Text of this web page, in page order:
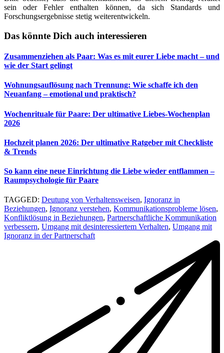
sein oder Fehler enthalten können, da sich Standards und
Forschungsergebnisse stetig weiterentwickeln.
Das könnte Dich auch interessieren
Zusammenziehen als Paar: Was es mit eurer Liebe macht – und
wie der Start gelingt
Wohnungsauflösung nach Trennung: Wie schaffe ich den
Neuanfang – emotional und praktisch?
Wochenrituale für Paare: Der ultimative Liebes-Wochenplan
2026
Hochzeit planen 2026: Der ultimative Ratgeber mit Checkliste
& Trends
So kann eine neue Einrichtung die Liebe wieder entflammen –
Raumpsychologie für Paare
TAGGED: Deutung von Verhaltensweisen, Ignoranz in
Beziehungen, Ignoranz verstehen, Kommunikationsprobleme lösen,
Konfliktlösung in Beziehungen, Partnerschaftliche Kommunikation
verbessern, Umgang mit desinteressiertem Verhalten, Umgang mit
Ignoranz in der Partnerschaft